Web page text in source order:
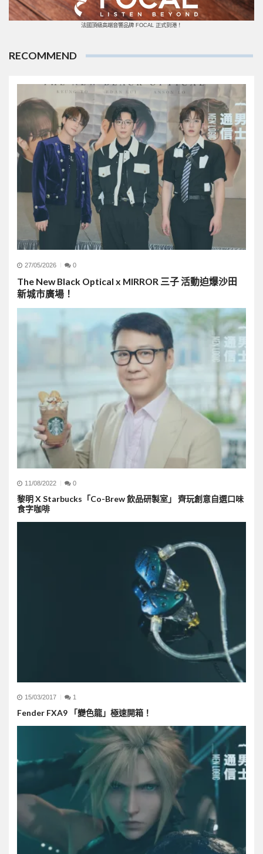
法國頂級高端音響品牌 FOCAL 正式到港！
RECOMMEND
27/05/2026 0
The New Black Optical x MIRROR 三子 活動迫爆沙田
新城市廣場！
11/08/2022 0
黎明 X Starbucks「Co-Brew 飲品研製室」 齊玩創意自選口味
食字咖啡
15/03/2017 1
Fender FXA9 「變色龍」極速開箱！